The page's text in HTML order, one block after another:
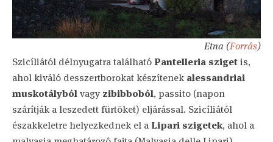
Etna (Forrás)
Szicíliától délnyugatra található Pantelleria szigetis,
ahol kiváló desszertborokat készítenek alessandriai
muskotálybólvagy zibibboból, passito (napon
szárítják a leszedett fürtöket) eljárással. Szicíliától
északkeletre helyezkednek el a Lipari szigetek, ahol a